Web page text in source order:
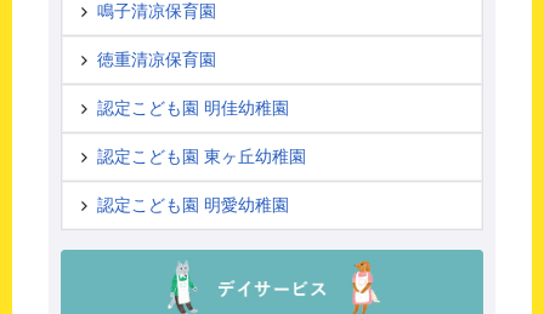
鳴子清凉保育園
徳重清凉保育園
認定こども園 明佳幼稚園
認定こども園 東ヶ丘幼稚園
認定こども園 明愛幼稚園